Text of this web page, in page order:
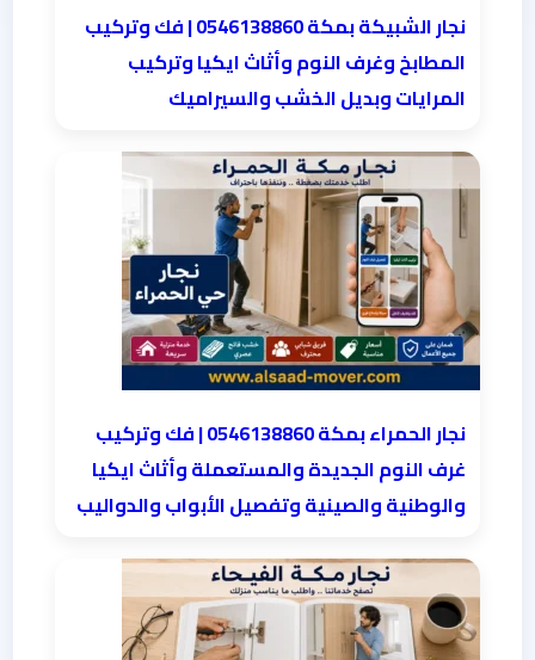
نجار الشبيكة بمكة 0546138860⁩ | فك وتركيب
المطابخ وغرف النوم وأثاث ايكيا وتركيب
المرايات وبديل الخشب والسيراميك
نجار الحمراء بمكة 0546138860⁩ | فك وتركيب
غرف النوم الجديدة والمستعملة وأثاث ايكيا
والوطنية والصينية وتفصيل الأبواب والدواليب